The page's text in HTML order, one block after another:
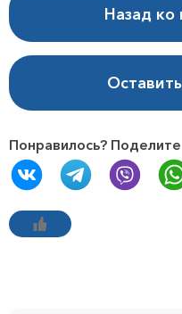
Назад ко
Понравилось?